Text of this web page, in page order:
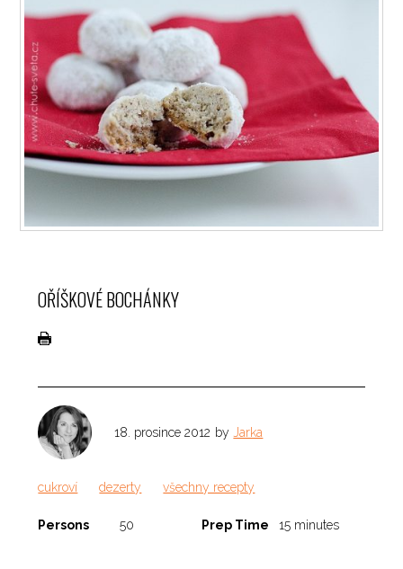
OŘÍŠKOVÉ BOCHÁNKY
18. prosince 2012 byJarka
cukroví dezerty všechny recepty
Persons 50 Prep Time 15 minutes